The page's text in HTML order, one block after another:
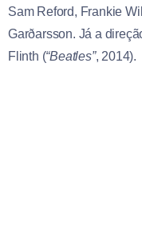
Sam Reford, Frankie
Garðarsson. Já a
Flinth (“Beatles”, 2014).